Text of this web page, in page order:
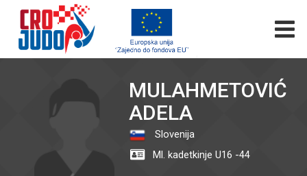
MULAHMETOVIĆ
ADELA
Slovenija
Ml. kadetkinje U16 -44